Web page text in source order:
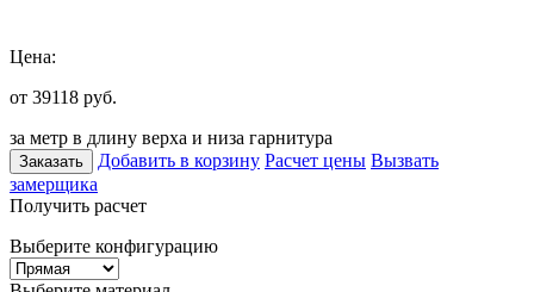
Цена:
от 39118 руб.
за метр в длину верха и низа гарнитура
Заказать Добавить в корзину Расчет цены Вызвать
замерщика
Получить расчет
Выберите конфигурацию